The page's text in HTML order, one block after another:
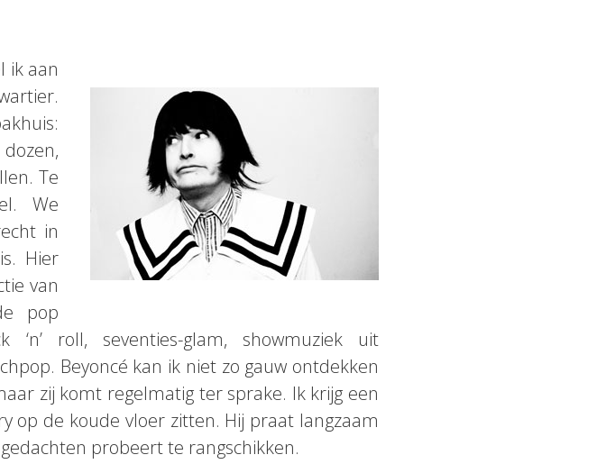
ik aan
Te
We
in
Hier
van
pop
‘n’ roll, seventies-glam, showmuziek uit
Beyoncé kan ik niet zo gauw ontdekken
zij komt regelmatig ter sprake. Ik krijg een
op de koude vloer zitten. Hij praat langzaam
probeert te rangschikken.